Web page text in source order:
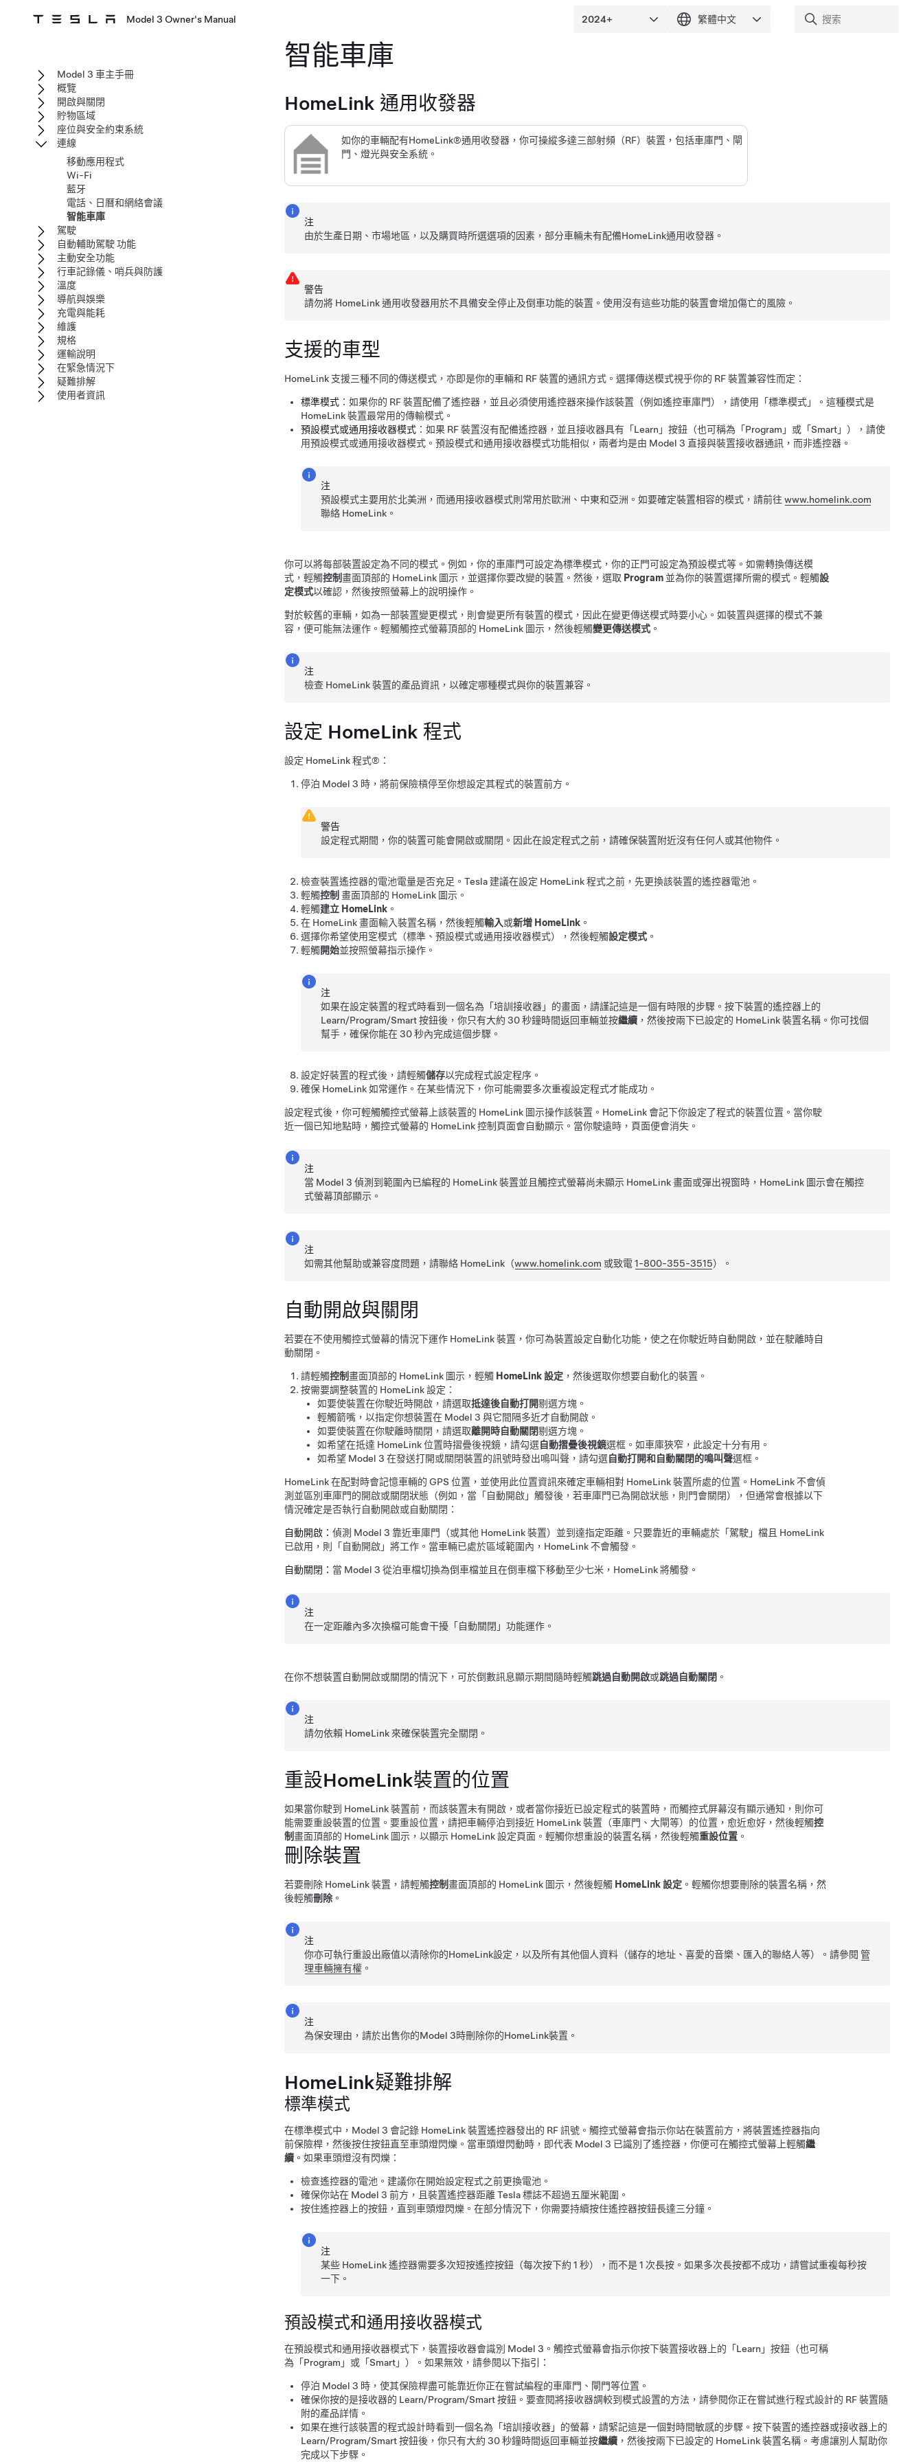
Model 3 Owner's Manual
智能車庫
HomeLink 通用收發器
如你的車輛配有HomeLink®通用收發器，你可操縱多達三部射頻（RF）裝置，包括車庫門、閘
門、燈光與安全系統。
注
由於生產日期、市場地區，以及購買時所選選項的因素，部分車輛未有配備HomeLink通用收發器。
警告
請勿將 HomeLink 通用收發器用於不具備安全停止及倒車功能的裝置。使用沒有這些功能的裝置會增加傷亡的風險。
支援的車型
HomeLink 支援三種不同的傳送模式，亦即是你的車輛和 RF 裝置的通訊方式。選擇傳送模式視乎你的 RF 裝置兼容性而定：
標準模式 ：如果你的 RF 裝置配備了遙控器，並且必須使用遙控器來操作該裝置（例如遙控車庫門），請使用「標準模式」。這種模式是
HomeLink 裝置最常用的傳輸模式。
預設模式或通用接收器模式 ：如果 RF 裝置沒有配備遙控器，並且接收器具有「Learn」按鈕（也可稱為「Program」或「Smart」），請使
用預設模式或通用接收器模式。預設模式和通用接收器模式功能相似，兩者均是由 Model 3 直接與裝置接收器通訊，而非遙控器。
注
預設模式主要用於北美洲，而通用接收器模式則常用於歐洲、中東和亞洲。如要確定裝置相容的模式，請前往www.homelink.com
聯絡 HomeLink。
你可以將每部裝置設定為不同的模式。例如，你的車庫門可設定為標準模式，你的正門可設定為預設模式等。如需轉換傳送模
式，輕觸控制畫面頂部的 HomeLink 圖示，並選擇你要改變的裝置。然後，選取 Program 並為你的裝置選擇所需的模式。輕觸設
定模式以確認，然後按照螢幕上的說明操作。
對於較舊的車輛，如為一部裝置變更模式，則會變更所有裝置的模式，因此在變更傳送模式時要小心。如裝置與選擇的模式不兼
容，便可能無法運作。輕觸觸控式螢幕頂部的 HomeLink 圖示，然後輕觸變更傳送模式 。
注
檢查 HomeLink 裝置的產品資訊，以確定哪種模式與你的裝置兼容。
設定 HomeLink 程式
設定 HomeLink 程式®：
停泊 Model 3 時，將前保險槓停至你想設定其程式的裝置前方。
警告
設定程式期間，你的裝置可能會開啟或關閉。因此在設定程式之前，請確保裝置附近沒有任何人或其他物件。
檢查裝置遙控器的電池電量是否充足。Tesla 建議在設定 HomeLink 程式之前，先更換該裝置的遙控器電池。
輕觸控制 畫面頂部的 HomeLink 圖示。
輕觸建立 HomeLink 。
在 HomeLink 畫面輸入裝置名稱，然後輕觸輸入或新增 HomeLink 。
選擇你希望使用窆模式（標準、預設模式或通用接收器模式），然後輕觸設定模式 。
輕觸開始並按照螢幕指示操作。
注
如果在設定裝置的程式時看到一個名為「培訓接收器」的畫面，請謹記這是一個有時限的步驟。按下裝置的遙控器上的
Learn/Program/Smart 按鈕後，你只有大約 30 秒鐘時間返回車輛並按繼續 ，然後按兩下已設定的 HomeLink 裝置名稱。你可找個
幫手，確保你能在 30 秒內完成這個步驟。
設定好裝置的程式後，請輕觸儲存以完成程式設定程序。
確保 HomeLink 如常運作。在某些情況下，你可能需要多次重複設定程式才能成功。
設定程式後，你可輕觸觸控式螢幕上該裝置的 HomeLink 圖示操作該裝置。HomeLink 會記下你設定了程式的裝置位置。當你駛
近一個已知地點時，觸控式螢幕的 HomeLink 控制頁面會自動顯示。當你駛遠時，頁面便會消失。
注
當 Model 3 偵測到範圍內已編程的 HomeLink 裝置並且觸控式螢幕尚未顯示 HomeLink 畫面或彈出視窗時，HomeLink 圖示會在觸控
式螢幕頂部顯示。
注
如需其他幫助或兼容度問題，請聯絡 HomeLink（www.homelink.com 或致電1-800-355-3515）。
自動開啟與關閉
若要在不使用觸控式螢幕的情況下運作 HomeLink 裝置，你可為裝置設定自動化功能，使之在你駛近時自動開啟，並在駛離時自
動關閉。
請輕觸控制畫面頂部的 HomeLink 圖示，輕觸 HomeLink 設定 ，然後選取你想要自動化的裝置。
按需要調整裝置的 HomeLink 設定：
如要使裝置在你駛近時開啟，請選取抵達後自動打開剔選方塊。
輕觸箭嘴，以指定你想裝置在 Model 3 與它間隔多近才自動開啟。
如要使裝置在你駛離時關閉，請選取離開時自動關閉剔選方塊。
如希望在抵達 HomeLink 位置時摺疊後視鏡，請勾選自動摺疊後視鏡選框。如車庫狹窄，此設定十分有用。
如希望 Model 3 在發送打開或關閉裝置的訊號時發出鳴叫聲，請勾選自動打開和自動關閉的鳴叫聲選框。
HomeLink 在配對時會記憶車輛的 GPS 位置，並使用此位置資訊來確定車輛相對 HomeLink 裝置所處的位置。HomeLink 不會偵
測並區別車庫門的開啟或關閉狀態（例如，當「自動開啟」觸發後，若車庫門已為開啟狀態，則門會關閉），但通常會根據以下
情況確定是否執行自動開啟或自動關閉：
自動開啟： 偵測 Model 3 靠近車庫門（或其他 HomeLink 裝置）並到達指定距離。只要靠近的車輛處於「駕駛」檔且 HomeLink
已啟用，則「自動開啟」將工作。當車輛已處於區域範圍內，HomeLink 不會觸發。
自動關閉： 當 Model 3 從泊車檔切換為倒車檔並且在倒車檔下移動至少七米 ，HomeLink 將觸發。
注
在一定距離內多次換檔可能會干擾「自動關閉」功能運作。
在你不想裝置自動開啟或關閉的情況下，可於倒數訊息顯示期間隨時輕觸跳過自動開啟或跳過自動關閉 。
注
請勿依賴 HomeLink 來確保裝置完全關閉。
重設HomeLink裝置的位置
如果當你駛到 HomeLink 裝置前，而該裝置未有開啟，或者當你接近已設定程式的裝置時，而觸控式屏幕沒有顯示通知，則你可
能需要重設裝置的位置。要重設位置，請把車輛停泊到接近 HomeLink 裝置（車庫門、大閘等）的位置，愈近愈好，然後輕觸控
制畫面頂部的 HomeLink 圖示，以顯示 HomeLink 設定頁面。輕觸你想重設的裝置名稱，然後輕觸重設位置 。
刪除裝置
若要刪除 HomeLink 裝置，請輕觸控制畫面頂部的 HomeLink 圖示，然後輕觸 HomeLink 設定 。輕觸你想要刪除的裝置名稱，然
後輕觸刪除。
注
你亦可執行重設出廠值以清除你的HomeLink設定，以及所有其他個人資料（儲存的地址、喜愛的音樂、匯入的聯絡人等）。請參閱管
理車輛擁有權 。
注
為保安理由，請於出售你的Model 3時刪除你的HomeLink裝置。
HomeLink疑難排解
標準模式
在標準模式中， Model 3 會記錄 HomeLink 裝置遙控器發出的 RF 訊號。觸控式螢幕會指示你站在裝置前方，將裝置遙控器指向
前保險桿，然後按住按鈕直至車頭燈閃爍。當車頭燈閃動時，即代表 Model 3 已識別了遙控器，你便可在觸控式螢幕上輕觸繼
續 。如果車頭燈沒有閃爍：
檢查遙控器的電池。建議你在開始設定程式之前更換電池。
確保你站在 Model 3 前方，且裝置遙控器距離 Tesla 標誌不超過五厘米範圍。
按住遙控器上的按鈕，直到車頭燈閃爍。在部分情況下，你需要持續按住遙控器按鈕長達三分鐘。
注
某些 HomeLink 遙控器需要多次短按遙控按鈕（每次按下約 1 秒），而不是 1 次長按。如果多次長按都不成功，請嘗試重複每秒按
一下。
預設模式和通用接收器模式
在預設模式和通用接收器模式下，裝置接收器會識別 Model 3 。觸控式螢幕會指示你按下裝置接收器上的「Learn」按鈕（也可稱
為「Program」或「Smart」）。如果無效，請參閱以下指引：
停泊 Model 3 時，使其保險桿盡可能靠近你正在嘗試編程的車庫門、閘門等位置。
確保你按的是接收器的 Learn/Program/Smart 按鈕。要查閱將接收器調較到模式設置的方法，請參閱你正在嘗試進行程式設計的 RF 裝置隨
附的產品詳情。
如果在進行該裝置的程式設計時看到一個名為「培訓接收器」的螢幕，請緊記這是一個對時間敏感的步驟。按下裝置的遙控器或接收器上的
Learn/Program/Smart 按鈕後，你只有大約 30 秒鐘時間返回車輛並按繼續 ，然後按兩下已設定的 HomeLink 裝置名稱。考慮讓別人幫助你
完成以下步驟。
Model 3 車主手冊
概覽
開啟與關閉
貯物區域
座位與安全約束系統
連線
移動應用程式
Wi-Fi
藍牙
電話、日曆和網絡會議
智能車庫
駕駛
自動輔助駕駛 功能
主動安全功能
行車記錄儀、哨兵與防護
溫度
導航與娛樂
充電與能耗
維護
規格
運輸說明
在緊急情況下
疑難排解
使用者資訊